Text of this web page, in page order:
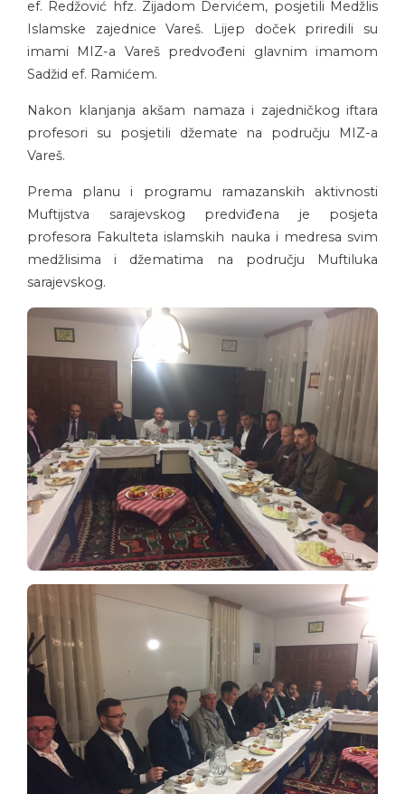
ef. Redžović hfz. Zijadom Dervićem, posjetili Medžlis
Islamske zajednice Vareš. Lijep doček priredili su
imami MIZ-a Vareš predvođeni glavnim imamom
Sadžid ef. Ramićem.
Nakon klanjanja akšam namaza i zajedničkog iftara
profesori su posjetili džemate na području MIZ-a
Vareš.
Prema planu i programu ramazanskih aktivnosti
Muftijstva sarajevskog predviđena je posjeta
profesora Fakulteta islamskih nauka i medresa svim
medžlisima i džematima na području Muftiluka
sarajevskog.